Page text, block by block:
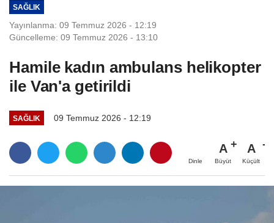
SAĞLIK
Yayınlanma: 09 Temmuz 2026 - 12:19
Güncelleme: 09 Temmuz 2026 - 13:10
Hamile kadın ambulans helikopter
ile Van'a getirildi
SAĞLIK 09 Temmuz 2026 - 12:19
Dinle
A
Büyüt
A
Küçült